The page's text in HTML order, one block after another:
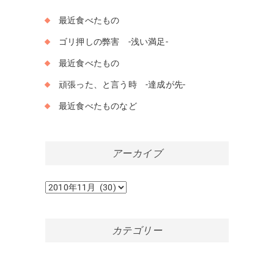
最近食べたもの
ゴリ押しの弊害 -浅い満足-
最近食べたもの
頑張った、と言う時 -達成が先-
最近食べたものなど
アーカイブ
ア
カテゴリー